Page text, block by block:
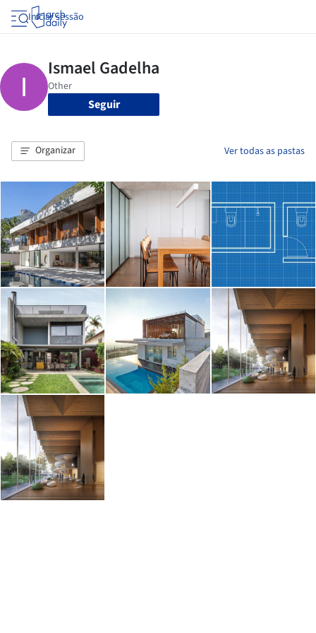
Iniciar sessão
Seguir
Organizar Ver todas as pastas